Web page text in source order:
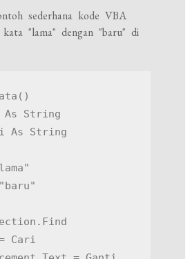
sederhana kode VBA
"lama" dengan "baru" di
As String
As String
Cari